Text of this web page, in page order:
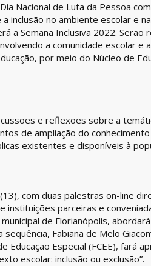
Nacional de Luta da Pessoa
inclusão no ambiente escolar e
a Semana Inclusiva 2022. Serão
a comunidade escolar e
por meio do Núcleo de
e reflexões sobre a
de ampliação do
existentes e disponíveis à
com duas palestras on-line
parceiras e
de Florianópolis,
Fabiana de Melo
Educação Especial (FCEE), fará
escolar: inclusão ou exclusão”.